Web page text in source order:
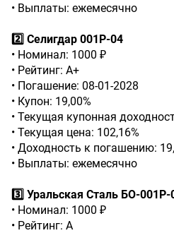
• Выплаты: ежемесячно
2️⃣ Селигдар 001Р-04
• Номинал: 1000 ₽
• Рейтинг: А+
• Погашение: 08-01-2028
• Купон: 19,00%
• Текущая купонная
• Текущая цена: 102,16%
• Доходность к погашению:
• Выплаты: ежемесячно
3️⃣ Уральская Сталь БО-001Р-
• Номинал: 1000 ₽
• Рейтинг: А